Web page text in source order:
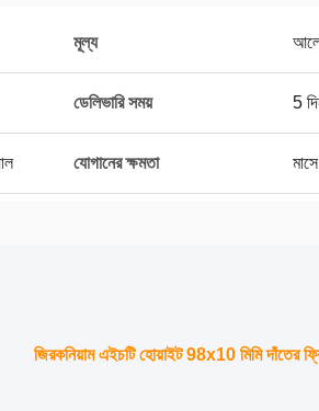
মূল্য
ডেলিভারি সময় 5
যোগানের ক্ষমতা
জিরকনিয়াম এইচটি হোয়াইট 98x10 মিমি দাঁতের